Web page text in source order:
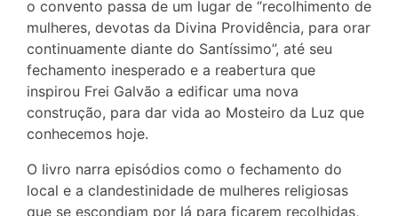
o convento passa de um lugar de “recolhimento de
mulheres, devotas da Divina Providência, para orar
continuamente diante do Santíssimo”, até seu
fechamento inesperado e a reabertura que
inspirou Frei Galvão a edificar uma nova
construção, para dar vida ao Mosteiro da Luz que
conhecemos hoje.
O livro narra episódios como o fechamento do
local e a clandestinidade de mulheres religiosas
que se escondiam por lá para ficarem recolhidas,